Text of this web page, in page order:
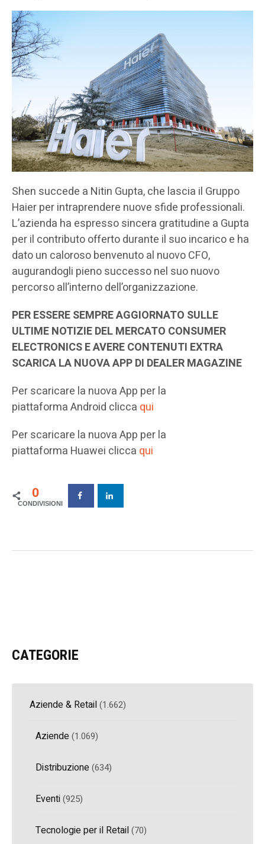
Shen succede a Nitin Gupta, che lascia il Gruppo
Haier per intraprendere nuove sfide professionali.
L’azienda ha espresso sincera gratitudine a Gupta
per il contributo offerto durante il suo incarico e ha
dato un caloroso benvenuto al nuovo CFO,
augurandogli pieno successo nel suo nuovo
percorso all’interno dell’organizzazione.
PER ESSERE SEMPRE AGGIORNATO SULLE
ULTIME NOTIZIE DEL MERCATO CONSUMER
ELECTRONICS E AVERE CONTENUTI EXTRA
SCARICA LA NUOVA APP DI DEALER MAGAZINE
Per scaricare la nuova App per la
piattaforma Android clicca qui
Per scaricare la nuova App per la
piattaforma Huawei clicca qui
0
CATEGORIE
Aziende & Retail(1.662)
Aziende(1.069)
Distribuzione(634)
Eventi(925)
Tecnologie per il Retail(70)